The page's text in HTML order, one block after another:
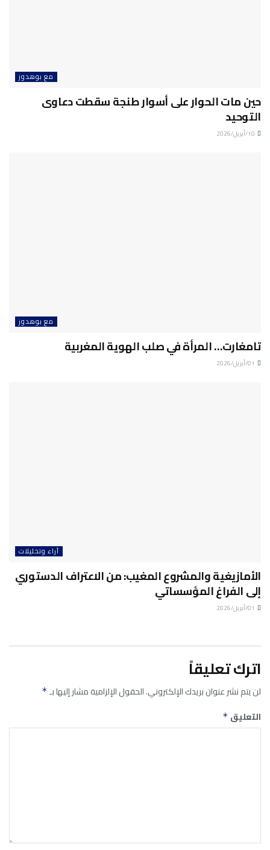
مع بوهدوز
حين مات الحوار على أسوار طنجة سقطت دعاوى
التوحيد
مع بوهدوز
تامغارت… المرأة في صلب الهوية المغربية
آراء وتحليلات
الأمازيغية والمشروع المغيب: من الاعتراف الدستوري
إلى الفراغ المؤسساتي
اترك تعليقاً
لن يتم نشر عنوان بريدك الإلكتروني.الحقول الإلزامية مشار إليها بـ*
التعليق *